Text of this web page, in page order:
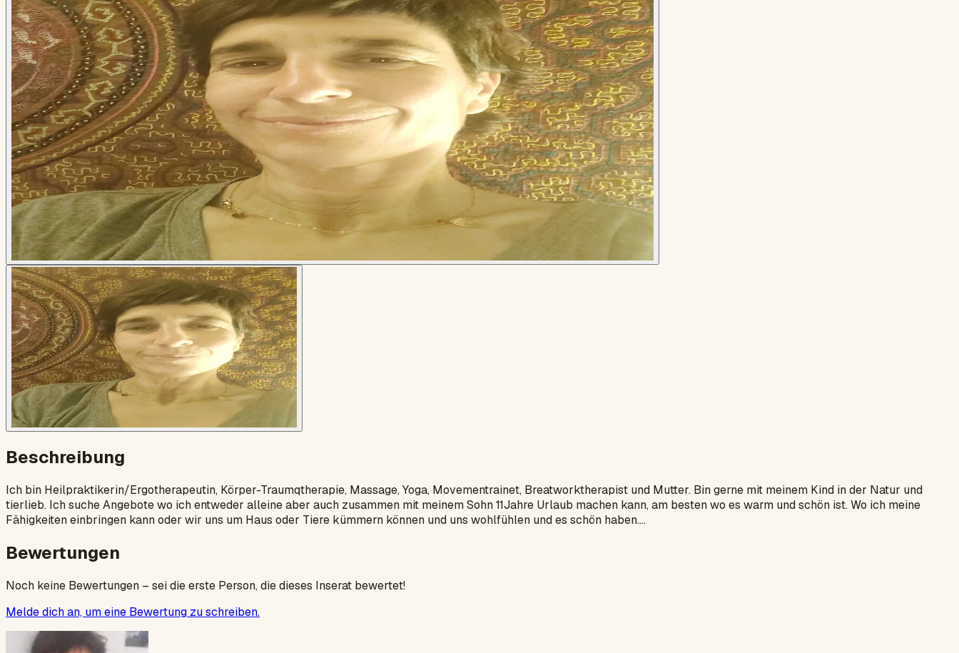
Beschreibung
Ich bin Heilpraktikerin/Ergotherapeutin, Körper-Traumqtherapie, Massage, Yoga, Movementrainet, Breatworktherapist und Mutter. Bin gerne mit meinem Kind in der Natur und
tierlieb. Ich suche Angebote wo ich entweder alleine aber auch zusammen mit meinem Sohn 11Jahre Urlaub machen kann, am besten wo es warm und schön ist. Wo ich meine
Fähigkeiten einbringen kann oder wir uns um Haus oder Tiere kümmern können und uns wohlfühlen und es schön haben....
Bewertungen
Noch keine Bewertungen – sei die erste Person, die dieses Inserat bewertet!
Melde dich an, um eine Bewertung zu schreiben.